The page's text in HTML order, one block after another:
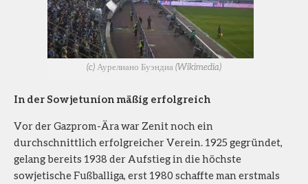
(c) Аурелиано Буэндиа (Wikimedia)
In der Sowjetunion mäßig erfolgreich
Vor der Gazprom-Ära war Zenit noch ein
durchschnittlich erfolgreicher Verein. 1925 gegründet,
gelang bereits 1938 der Aufstieg in die höchste
sowjetische Fußballiga, erst 1980 schaffte man erstmals